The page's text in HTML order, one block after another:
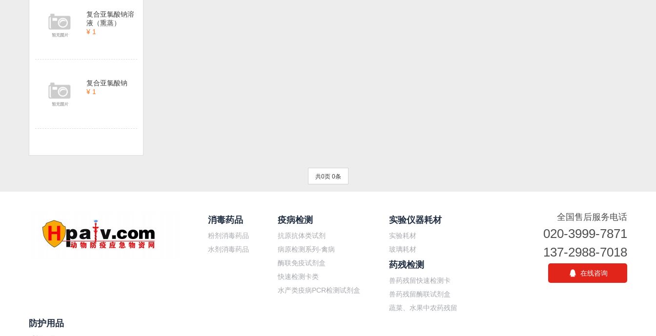
复合亚氯酸钠溶
液（熏蒸）
¥ 1
复合亚氯酸钠
¥ 1
共0页 0条
消毒药品
粉剂消毒药品
水剂消毒药品
疫病检测
抗原抗体类试剂
病原检测系列-禽病
酶联免疫试剂盒
快速检测卡类
水产类疫病PCR检测试剂盒
实验仪器耗材
实验耗材
玻璃耗材
药残检测
兽药残留快速检测卡
兽药残留酶联试剂盒
蔬菜、水果中农药残留
防护用品
全国售后服务电话
020-3999-7871
137-2988-7018
在线咨询